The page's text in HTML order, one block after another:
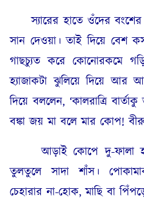
স্যারের হাতে ওঁদের বংশের
সান দেওয়া। তাই দিয়ে বেশ
গাছচ্যুত করে কোনোরকমে
হ্যাজাকটা ঝুলিয়ে দিয়ে আর
দিয়ে বললেন, ‘কালরাত্রি
বঙ্কা জয় মা বলে মার কোপ!
আড়াই কোপে দু-ফালা
তুলতুলে সাদা শাঁস।
চেহারার না-হোক, মাছি বা